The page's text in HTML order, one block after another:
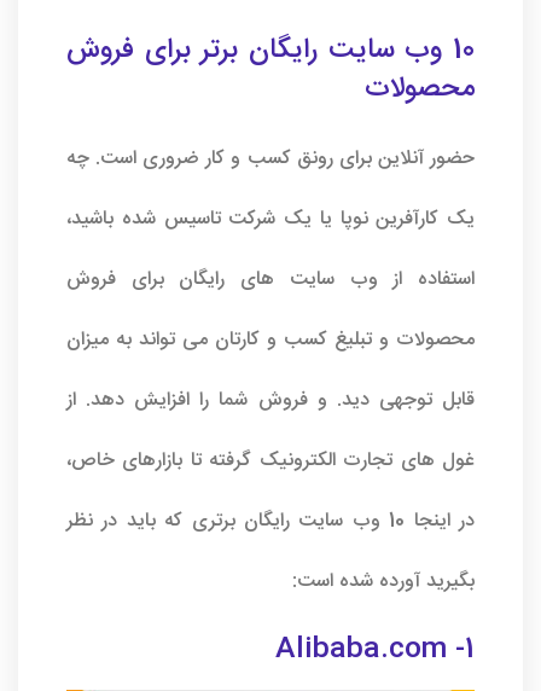
10 وب سایت رایگان برتر برای فروش
محصولات
حضور آنلاین برای رونق کسب و کار ضروری است. چه
یک کارآفرین نوپا یا یک شرکت تاسیس شده باشید،
استفاده از وب سایت های رایگان برای فروش
محصولات و تبلیغ کسب و کارتان می تواند به میزان
قابل توجهی دید. و فروش شما را افزایش دهد. از
غول های تجارت الکترونیک گرفته تا بازارهای خاص،
در اینجا 10 وب سایت رایگان برتری که باید در نظر
بگیرید آورده شده است:
1- Alibaba.com